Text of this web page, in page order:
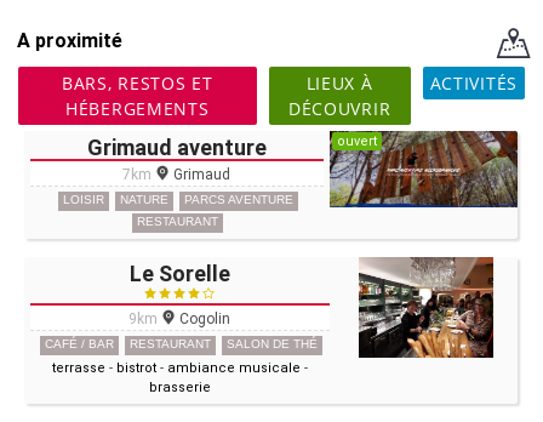
A proximité
BARS, RESTOS ET
HÉBERGEMENTS
LIEUX À
DÉCOUVRIR
ACTIVITÉS
Grimaud aventure
7km Grimaud
LOISIR NATURE
PARCS AVENTURE
RESTAURANT
ouvert
Le Sorelle
9km Cogolin
CAFÉ / BAR RESTAURANT SALON DE THÉ
terrasse - bistrot - ambiance musicale -
brasserie